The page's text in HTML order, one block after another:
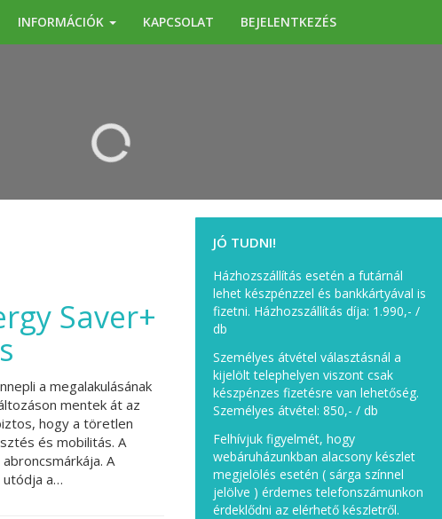
INFORMÁCIÓK KAPCSOLAT BEJELENTKEZÉS
KERESÉS
Saver+
a megalakulásának
mentek át az
hogy a töretlen
és mobilitás. A
A
utódja a…
JÓ TUDNI!
Házhozszállítás esetén a futárnál
lehet készpénzzel és bankkártyával is
fizetni. Házhozszállítás díja: 1.990,- /
db
Személyes átvétel választásnál a
kijelölt telephelyen viszont csak
készpénzes fizetésre van lehetőség.
Személyes átvétel: 850,- / db
Felhívjuk figyelmét, hogy
webáruházunkban alacsony készlet
megjelölés esetén ( sárga színnel
jelölve ) érdemes telefonszámunkon
érdeklődni az elérhető készletről.